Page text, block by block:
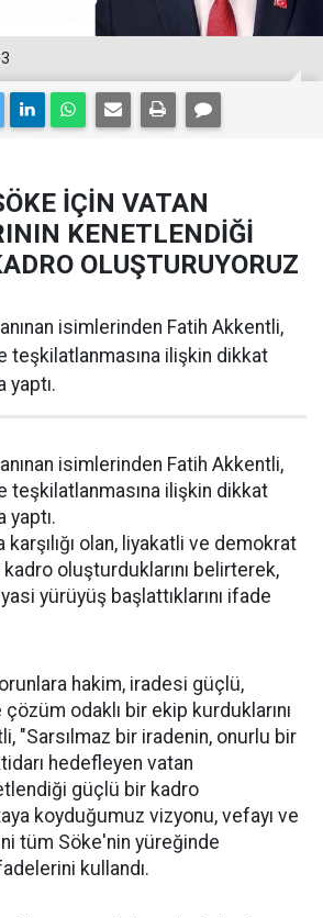
İÇİN VATAN
KENETLENDİĞİ
OLUŞTURUYORUZ
isimlerinden Fatih Akkentli,
teşkilatlanmasına ilişkin dikkat
yaptı.
isimlerinden Fatih Akkentli,
teşkilatlanmasına ilişkin dikkat
yaptı.
olan, liyakatli ve demokrat
oluşturduklarını belirterek,
yürüyüş başlattıklarını ifade
hakim, iradesi güçlü,
odaklı bir ekip kurduklarını
"Sarsılmaz bir iradenin, onurlu bir
hedefleyen vatan
güçlü bir kadro
koyduğumuz vizyonu, vefayı ve
tüm Söke'nin yüreğinde
kullandı.